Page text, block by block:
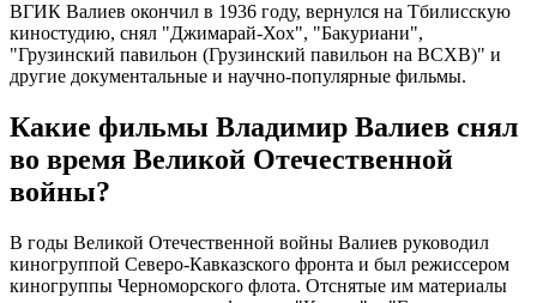
ВГИК Валиев окончил в 1936 году, вернулся на Тбилисскую
киностудию, снял "Джимарай-Хох", "Бакуриани",
"Грузинский павильон (Грузинский павильон на ВСХВ)" и
другие документальные и научно-популярные фильмы.
Какие фильмы Владимир Валиев снял
во время Великой Отечественной
войны?
В годы Великой Отечественной войны Валиев руководил
киногруппой Северо-Кавказского фронта и был режиссером
киногруппы Черноморского флота. Отснятые им материалы